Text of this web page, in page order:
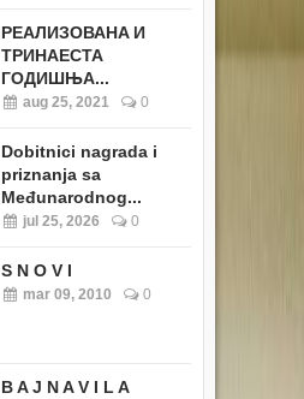
РЕАЛИЗОВАНA И
ТРИНАЕСТА
ГОДИШЊА...
aug 25, 2021 0
Dobitnici nagrada i
priznanja sa
Međunarodnog...
jul 25, 2026 0
S N O V I
mar 09, 2010 0
B A J N A V I L A